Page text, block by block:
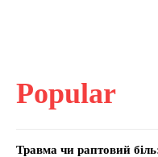
Popular
Травма чи раптовий